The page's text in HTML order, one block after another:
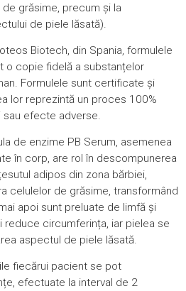
grăsime, precum și la
de piele lăsată).
Biotech, din Spania, formulele
o copie fidelă a substanțelor
Formulele sunt certificate și
lor reprezintă un proces 100%
efecte adverse.
de enzime PB Serum, asemenea
în corp, are rol în descompunerea
adipos din zona bărbiei,
celulelor de grăsime, transformând
apoi sunt preluate de limfă și
reduce circumferința, iar pielea se
aspectul de piele lăsată.
fiecărui pacient se pot
efectuate la interval de 2